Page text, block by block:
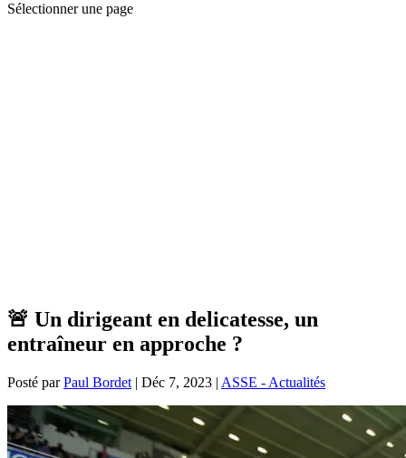
Sélectionner une page
🚨 Un dirigeant en delicatesse, un
entraîneur en approche ?
Posté parPaul Bordet | Déc 7, 2023 | ASSE - Actualités